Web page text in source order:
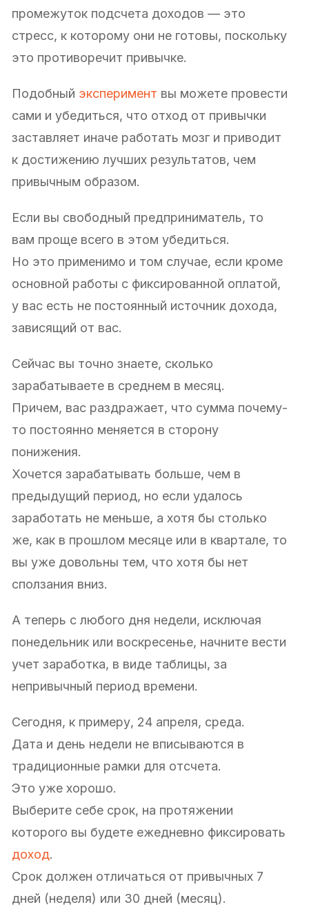
промежуток подсчета доходов — это
стресс, к которому они не готовы, поскольку
это противоречит привычке.
Подобный эксперимент вы можете провести
сами и убедиться, что отход от привычки
заставляет иначе работать мозг и приводит
к достижению лучших результатов, чем
привычным образом.
Если вы свободный предприниматель, то
вам проще всего в этом убедиться.
Но это применимо и том случае, если кроме
основной работы с фиксированной оплатой,
у вас есть не постоянный источник дохода,
зависящий от вас.
Сейчас вы точно знаете, сколько
зарабатываете в среднем в месяц.
Причем, вас раздражает, что сумма почему-
то постоянно меняется в сторону
понижения.
Хочется зарабатывать больше, чем в
предыдущий период, но если удалось
заработать не меньше, а хотя бы столько
же, как в прошлом месяце или в квартале, то
вы уже довольны тем, что хотя бы нет
сползания вниз.
А теперь с любого дня недели, исключая
понедельник или воскресенье, начните вести
учет заработка, в виде таблицы, за
непривычный период времени.
Сегодня, к примеру, 24 апреля, среда.
Дата и день недели не вписываются в
традиционные рамки для отсчета.
Это уже хорошо.
Выберите себе срок, на протяжении
которого вы будете ежедневно фиксировать
доход.
Срок должен отличаться от привычных 7
дней (неделя) или 30 дней (месяц).